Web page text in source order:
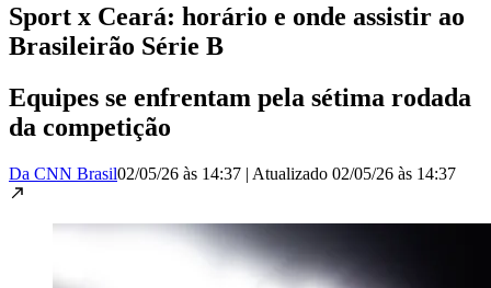
Sport x Ceará: horário e onde assistir ao
Brasileirão Série B
Equipes se enfrentam pela sétima rodada
da competição
Da CNN Brasil02/05/26 às 14:37 | Atualizado 02/05/26 às 14:37